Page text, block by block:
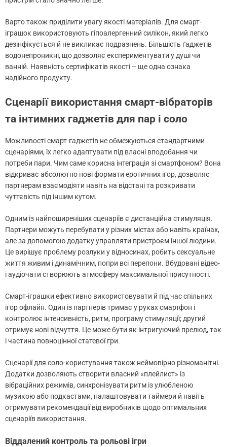
Варто також приділити увагу якості матеріалів. Для смарт-
іграшок використовують гіпоалергенний силікон, який легко
дезінфікується й не викликає подразнень. Більшість ґаджетів
водонепроникні, що дозволяє експериментувати у душі чи
ванній. Наявність сертифікатів якості – ще одна ознака
надійного продукту.
Сценарії використання смарт-вібраторів
та інтимних гаджетів для пар і соло
Можливості смарт-гаджетів не обмежуються стандартними
сценаріями, їх легко адаптувати під власні вподобання чи
потреби пари. Чим саме корисна інтеграція зі смартфоном? Вона
відкриває абсолютно нові формати еротичних ігор, дозволяє
партнерам взаємодіяти навіть на відстані та розкривати
чуттєвість під іншим кутом.
Одним із найпоширеніших сценаріїв є дистанційна стимуляція.
Партнери можуть перебувати у різних містах або навіть країнах,
але за допомогою додатку управляти пристроєм іншої людини.
Це вирішує проблему розлуки у відносинах, робить сексуальне
життя живим і динамічним, попри всі перепони. Вбудовані відео-
і аудіочати створюють атмосферу максимальної присутності.
Смарт-іграшки ефективно використовувати й під час спільних
ігор офлайн. Один із партнерів тримає у руках смартфон і
контролює інтенсивність, ритм, програму стимуляції; другий
отримує нові відчуття. Це може бути як інтригуючий прелюд, так
і частина повноцінної статевої гри.
Сценарії для соло-користування також неймовірно різноманітні.
Додатки дозволяють створити власний «плейлист» із
вібраційних режимів, синхронізувати ритм із улюбленою
музикою або подкастами, налаштовувати таймери й навіть
отримувати рекомендації від виробників щодо оптимальних
сценаріїв використання.
Віддалений контроль та рольові ігри